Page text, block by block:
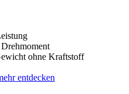
Drehmoment
ohne Kraftstoff
entdecken